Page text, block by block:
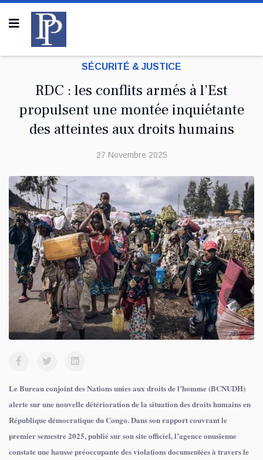
SÉCURITÉ & JUSTICE
RDC : les conflits armés à l’Est
propulsent une montée inquiétante
des atteintes aux droits humains
27 Novembre 2025
Le Bureau conjoint des Nations unies aux droits de l’homme (BCNUDH)
alerte sur une nouvelle détérioration de la situation des droits humains en
République démocratique du Congo. Dans son rapport couvrant le
premier semestre 2025, publié sur son site officiel, l’agence onusienne
constate une hausse préoccupante des violations documentées à travers le